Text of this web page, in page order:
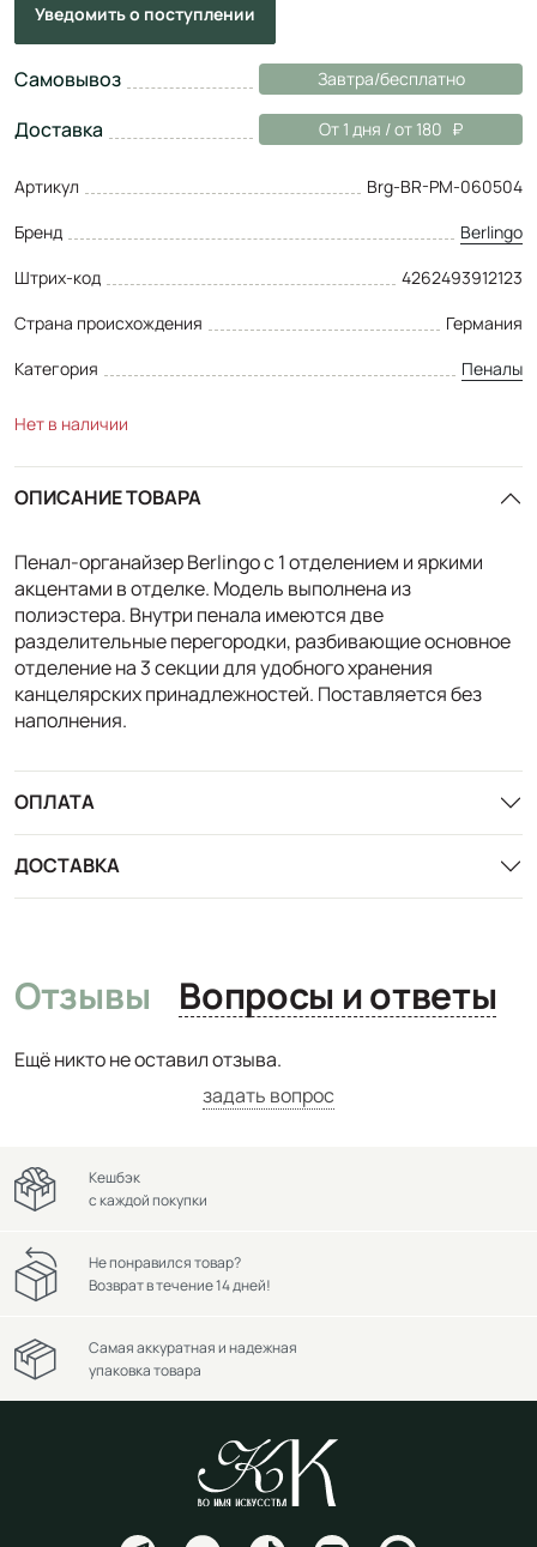
Уведомитьо поступлении
Самовывоз Завтра/бесплатно
Доставка От 1 дня / от 180
Артикул
Brg-BR-PM-060504
Бренд
Berlingo
Штрих-код
4262493912123
Страна происхождения
Германия
Категория
Пеналы
Нет в наличии
ОПИСАНИЕ ТОВАРА
Пенал-органайзер Berlingo с 1 отделением и яркими
акцентами в отделке. Модель выполнена из
полиэстера. Внутри пенала имеются две
разделительные перегородки, разбивающие основное
отделение на 3 секции для удобного хранения
канцелярских принадлежностей. Поставляется без
наполнения.
ОПЛАТА
ДОСТАВКА
Отзывы Вопросы и ответы
Ещё никто не оставил отзыва.
задать вопрос
Кешбэк
с каждой покупки
Не понравился товар?
Возврат в течение 14 дней!
Самая аккуратная и надежная
упаковка товара